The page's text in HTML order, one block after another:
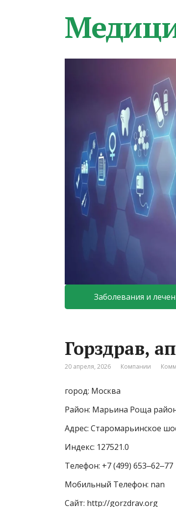
Заболевания и
Горздрав,
20 апреля, 2026 Компании
город: Москва
Район: Марьина Роща
Адрес: Старомарьинское
Индекс: 127521.0
Телефон: +7 (499) 653‒62‒77
Мобильный Телефон: nan
Сайт: http://gorzdrav.org